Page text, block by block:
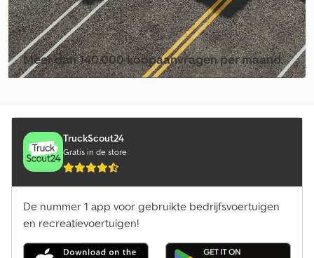
Overige Giergereedschappen
Overige Groententeelt
Overige Hooimachine / Hooikeerder / Weide-Apparatuur
Overige Overige Apparaten
Overige Verticuteermachine
Overige Wegwerker
Overige Zaaimachine
Meer dan 140.000 koopaanvragen per maand.
TruckScout24
Gratis in de store
De nummer 1 app voor gebruikte bedrijfsvoertuigen
en recreatievoertuigen!